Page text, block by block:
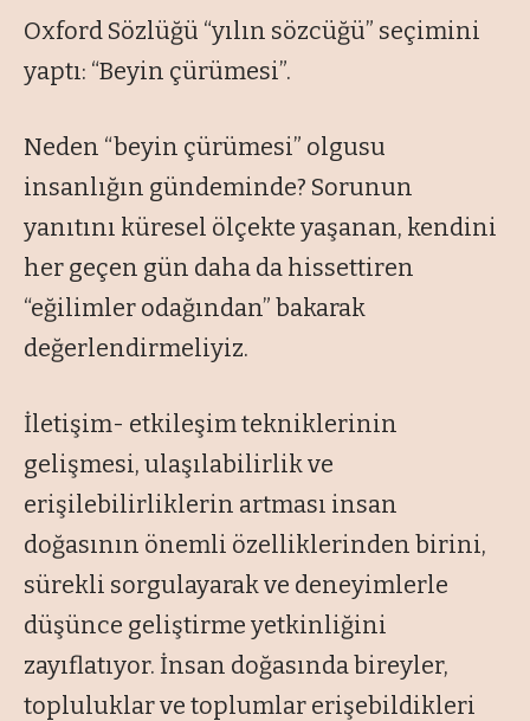
Oxford Sözlüğü “yılın sözcüğü” seçimini
yaptı: “Beyin çürümesi”.
Neden “beyin çürümesi” olgusu
insanlığın gündeminde? Sorunun
yanıtını küresel ölçekte yaşanan, kendini
her geçen gün daha da hissettiren
“eğilimler odağından” bakarak
değerlendirmeliyiz.
İletişim- etkileşim tekniklerinin
gelişmesi, ulaşılabilirlik ve
erişilebilirliklerin artması insan
doğasının önemli özelliklerinden birini,
sürekli sorgulayarak ve deneyimlerle
düşünce geliştirme yetkinliğini
zayıflatıyor. İnsan doğasında bireyler,
topluluklar ve toplumlar erişebildikleri